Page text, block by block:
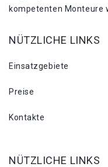
kompetenten Monteure
NÜTZLICHE LINKS
Einsatzgebiete
Preise
Kontakte
NÜTZLICHE LINKS